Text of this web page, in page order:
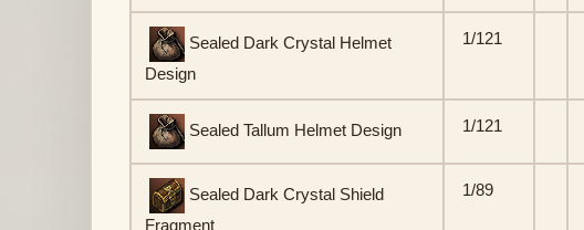
Sealed Dark Crystal Helmet
Design
1/121
Sealed Tallum Helmet Design 1/121
Sealed Dark Crystal Shield
Fragment
1/89